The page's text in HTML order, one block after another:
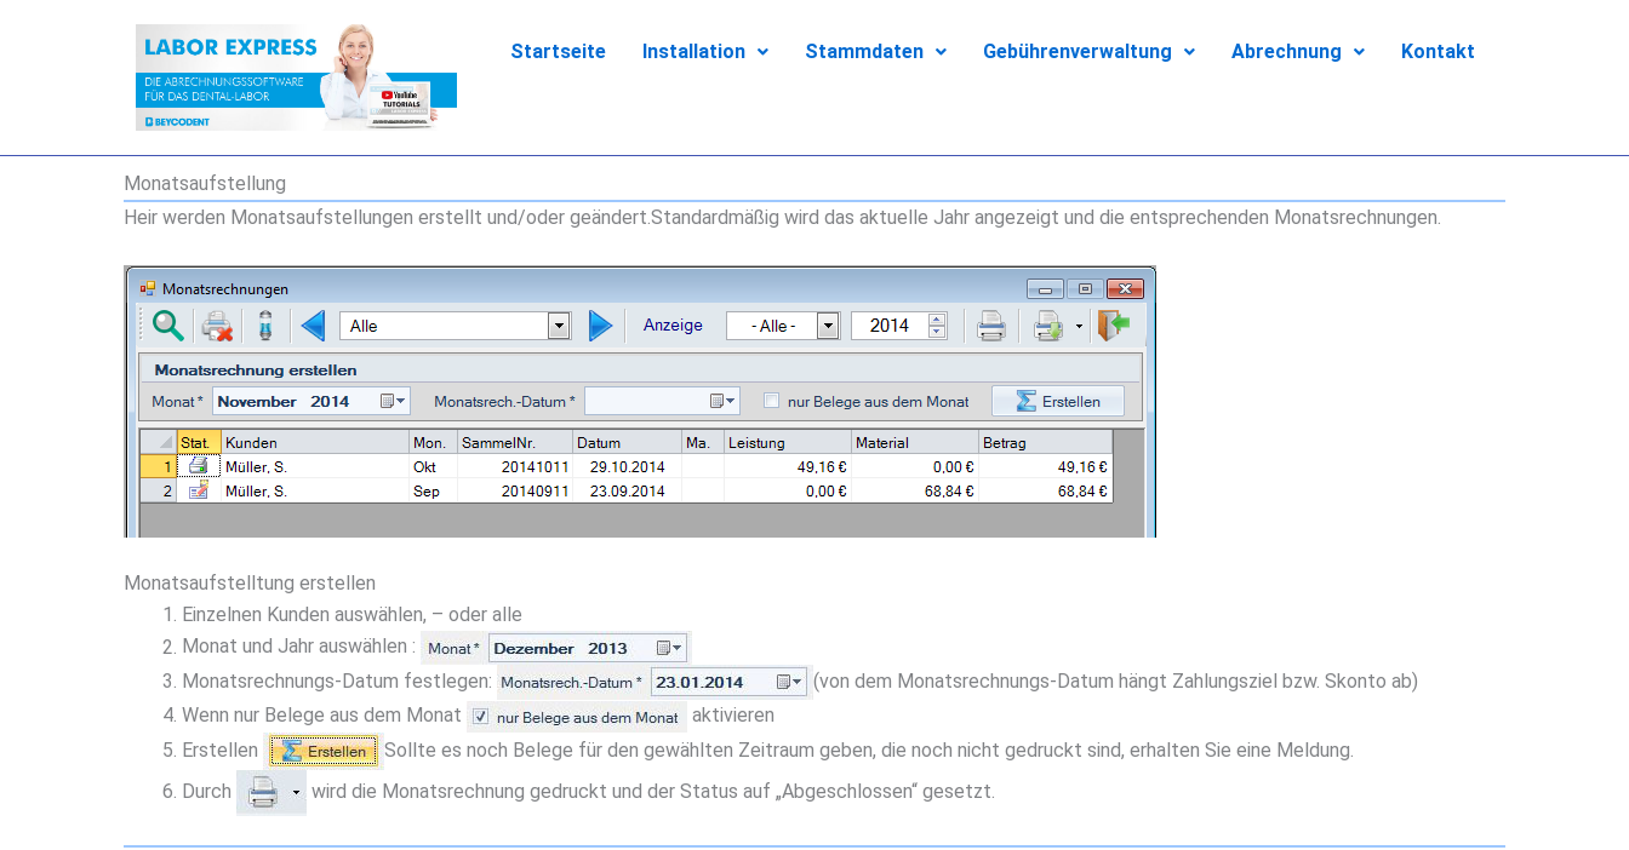
Startseite Installation Stammdaten Gebührenverwaltung Abrechnung Kontakt
Monatsaufstellung
Heir werden Monatsaufstellungen erstellt und/oder geändert.Standardmäßig wird das aktuelle Jahr angezeigt und die entsprechenden Monatsrechnungen.
Monatsaufstelltung erstellen
Einzelnen Kunden auswählen, – oder alle
Monat und Jahr auswählen :
Monatsrechnungs-Datum festlegen:
(von dem Monatsrechnungs-Datum hängt Zahlungsziel bzw. Skonto ab)
Wenn nur Belege aus dem Monat
aktivieren
Erstellen
Sollte es noch Belege für den gewählten Zeitraum geben, die noch nicht gedruckt sind, erhalten Sie eine Meldung.
Durch
wird die Monatsrechnung gedruckt und der Status auf „Abgeschlossen“ gesetzt.